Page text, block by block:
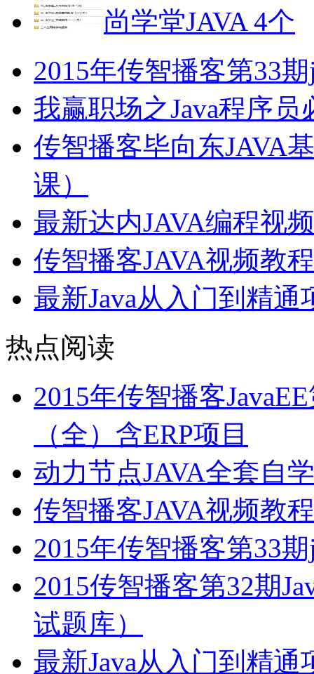
尚学堂JAVA 4个
2015年传智播客第33
我赢职场之Java程序
传智播客毕向东JAVA
课）
最新达内JAVA编程视
传智播客JAVA视频教
最新Java从入门到精
热点阅读
2015年传智播客
（全）含ERP项目
动力节点JAVA全套自
传智播客JAVA视频教
2015年传智播客第33
2015传智播客第32期
试题库）
最新Java从入门到精